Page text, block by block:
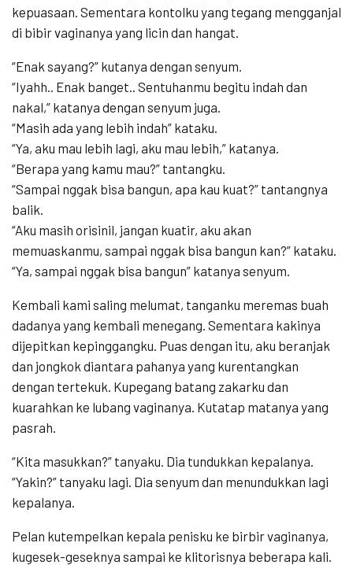
kepuasaan. Sementara kontolku yang tegang mengganjal
di bibir vaginanya yang licin dan hangat.
“Enak sayang?” kutanya dengan senyum.
“Iyahh.. Enak banget.. Sentuhanmu begitu indah dan
nakal,” katanya dengan senyum juga.
“Masih ada yang lebih indah” kataku.
“Ya, aku mau lebih lagi, aku mau lebih,” katanya.
“Berapa yang kamu mau?” tantangku.
“Sampai nggak bisa bangun, apa kau kuat?” tantangnya
balik.
“Aku masih orisinil, jangan kuatir, aku akan
memuaskanmu, sampai nggak bisa bangun kan?” kataku.
“Ya, sampai nggak bisa bangun” katanya senyum.
Kembali kami saling melumat, tanganku meremas buah
dadanya yang kembali menegang. Sementara kakinya
dijepitkan kepinggangku. Puas dengan itu, aku beranjak
dan jongkok diantara pahanya yang kurentangkan
dengan tertekuk. Kupegang batang zakarku dan
kuarahkan ke lubang vaginanya. Kutatap matanya yang
pasrah.
“Kita masukkan?” tanyaku. Dia tundukkan kepalanya.
“Yakin?” tanyaku lagi. Dia senyum dan menundukkan lagi
kepalanya.
Pelan kutempelkan kepala penisku ke birbir vaginanya,
kugesek-geseknya sampai ke klitorisnya beberapa kali.